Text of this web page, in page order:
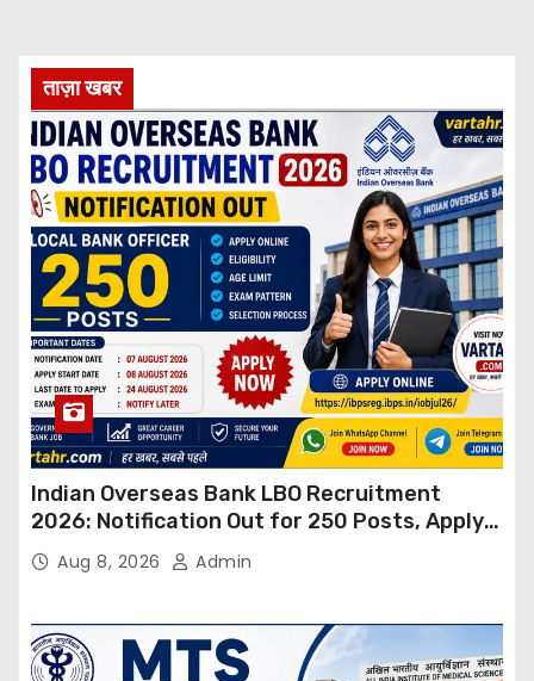
ताज़ा खबर
Indian Overseas Bank LBO Recruitment
2026: Notification Out for 250 Posts, Apply
OnlineAug 8, 2026 Admin